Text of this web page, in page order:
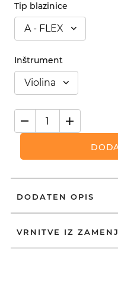
Tip blazinice
A - FLEX
Inštrument
Violina
DODATEN OPIS
VRNITVE IZ